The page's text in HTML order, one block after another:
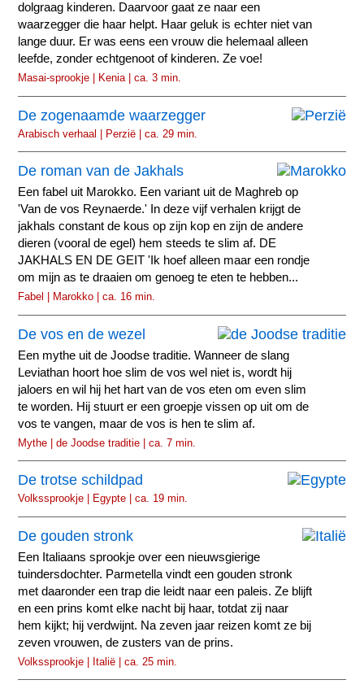
dolgraag kinderen. Daarvoor gaat ze naar een
waarzegger die haar helpt. Haar geluk is echter niet van
lange duur. Er was eens een vrouw die helemaal alleen
leefde, zonder echtgenoot of kinderen. Ze voe!
Masai-sprookje | Kenia | ca. 3 min.
De zogenaamde waarzegger
Arabisch verhaal | Perzië | ca. 29 min.
De roman van de Jakhals
Een fabel uit Marokko. Een variant uit de Maghreb op
'Van de vos Reynaerde.' In deze vijf verhalen krijgt de
jakhals constant de kous op zijn kop en zijn de andere
dieren (vooral de egel) hem steeds te slim af. DE
JAKHALS EN DE GEIT 'Ik hoef alleen maar een rondje
om mijn as te draaien om genoeg te eten te hebben...
Fabel | Marokko | ca. 16 min.
De vos en de wezel
Een mythe uit de Joodse traditie. Wanneer de slang
Leviathan hoort hoe slim de vos wel niet is, wordt hij
jaloers en wil hij het hart van de vos eten om even slim
te worden. Hij stuurt er een groepje vissen op uit om de
vos te vangen, maar de vos is hen te slim af.
Mythe | de Joodse traditie | ca. 7 min.
De trotse schildpad
Volkssprookje | Egypte | ca. 19 min.
De gouden stronk
Een Italiaans sprookje over een nieuwsgierige
tuindersdochter. Parmetella vindt een gouden stronk
met daaronder een trap die leidt naar een paleis. Ze blijft
en een prins komt elke nacht bij haar, totdat zij naar
hem kijkt; hij verdwijnt. Na zeven jaar reizen komt ze bij
zeven vrouwen, de zusters van de prins.
Volkssprookje | Italië | ca. 25 min.